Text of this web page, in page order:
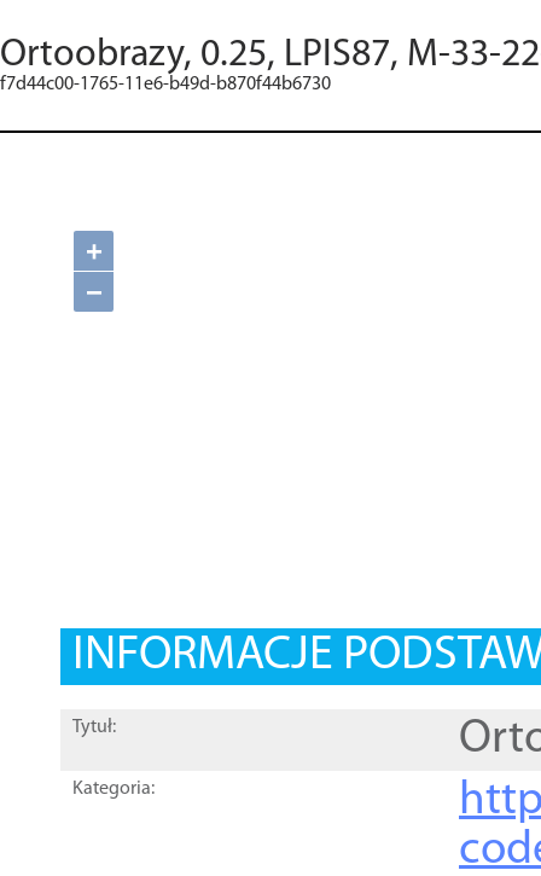
Ortoobrazy, 0.25, LPIS87, M-33-
f7d44c00-1765-11e6-b49d-b870f44b6730
+
−
INFORMACJE
Tytuł:
Kategoria: